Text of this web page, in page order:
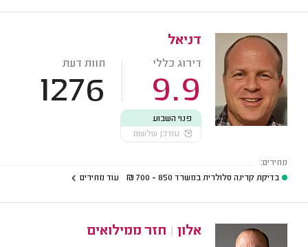
דניאל
דירוג כללי
9.9
חוות דעת
1276
פנוי השבוע
עודכן שלשום
מחירים:
בדיקת קרינה סלולרית במשרד 850 - 700
₪ עוד מחירים
אלון חזר ממילואים